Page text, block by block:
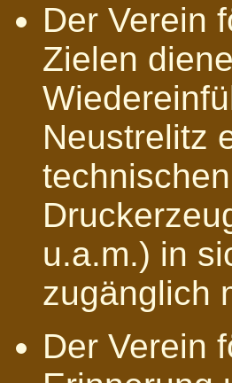
Der Verein
Zielen
Neustrelitz
u.a.m.) in
zugänglich
Der Verein